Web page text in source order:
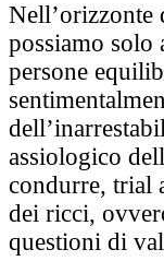
Nell’orizzonte
possiamo solo
persone
assiologico
condurre, trial
dei ricci,
questioni di